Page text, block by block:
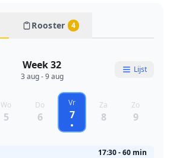
Rooster 4
Week 32
3 aug - 9 aug
Lijst
Wo
5
Do
6
Vr
7
Za
8
Zo
9
17:30 - 60 min